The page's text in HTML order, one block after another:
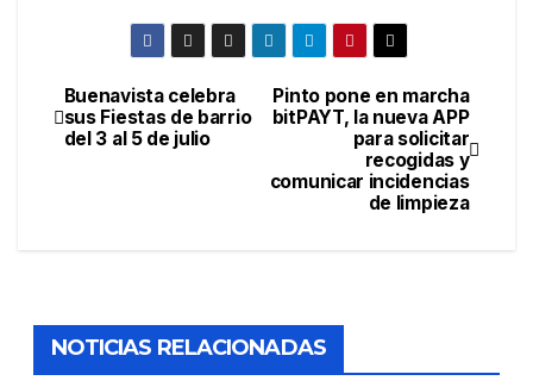
Pinto pone en marcha
bitPAYT, la nueva APP
para solicitar
recogidas y
comunicar incidencias
de limpieza
Buenavista celebra
sus Fiestas de barrio
del 3 al 5 de julio
NOTICIAS RELACIONADAS